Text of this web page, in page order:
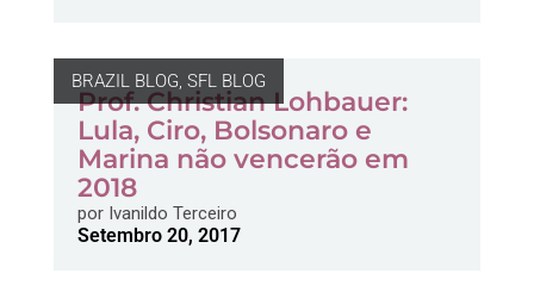
BRAZIL BLOG, SFL BLOG
Prof. Christian Lohbauer:
Lula, Ciro, Bolsonaro e
Marina não vencerão em
2018
porIvanildo Terceiro
Setembro 20, 2017